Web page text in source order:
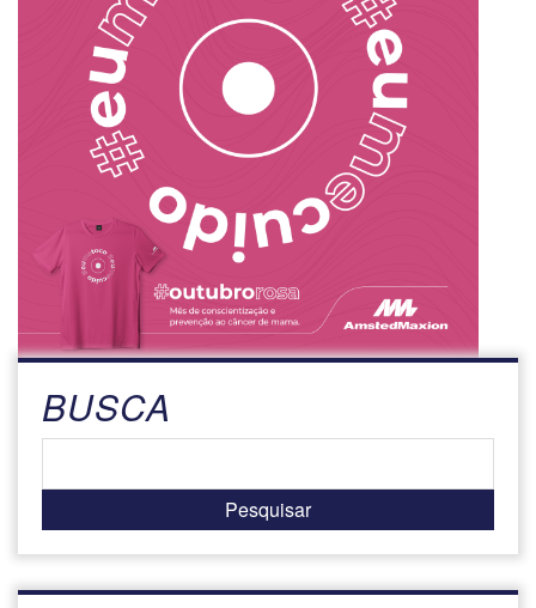
BUSCA